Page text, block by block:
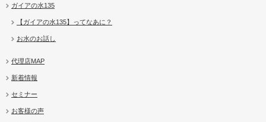
ガイアの水135
【ガイアの水135】ってなあに？
お水のお話し
代理店MAP
新着情報
セミナー
お客様の声